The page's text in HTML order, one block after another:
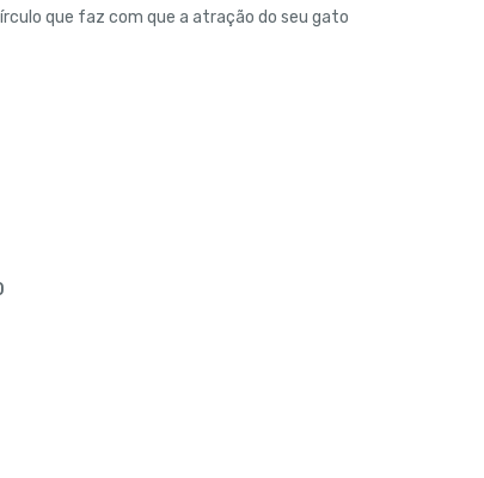
que faz com que a atração do seu gato